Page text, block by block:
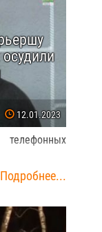
12.01.2023
Подробнее...